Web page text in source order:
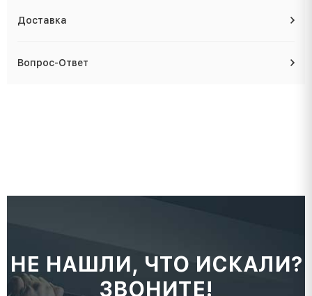
Доставка
Вопрос-Ответ
НЕ НАШЛИ, ЧТО ИСКАЛИ?
ЗВОНИТЕ!